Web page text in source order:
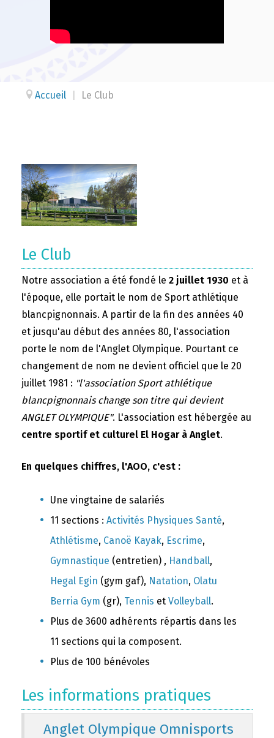
Accueil Le Club
Le Club
Notre association a été fondé le 2 juillet 1930 et à
l'époque, elle portait le nom de Sport athlétique
blancpignonnais. A partir de la fin des années 40
et jusqu'au début des années 80, l'association
porte le nom de l'Anglet Olympique. Pourtant ce
changement de nom ne devient officiel que le 20
juillet 1981 : "l'association Sport athlétique
blancpignonnais change son titre qui devient
ANGLET OLYMPIQUE". L'association est hébergée au
centre sportif et culturel El Hogar à Anglet.
En quelques chiffres, l'AOO, c'est :
Une vingtaine de salariés
11 sections : Activités Physiques Santé,
Athlétisme, Canoë Kayak, Escrime,
Gymnastique (entretien) , Handball,
Hegal Egin (gym gaf), Natation, Olatu
Berria Gym (gr), Tennis et Volleyball.
Plus de 3600 adhérents répartis dans les
11 sections qui la composent.
Plus de 100 bénévoles
Les informations pratiques
Anglet Olympique Omnisports